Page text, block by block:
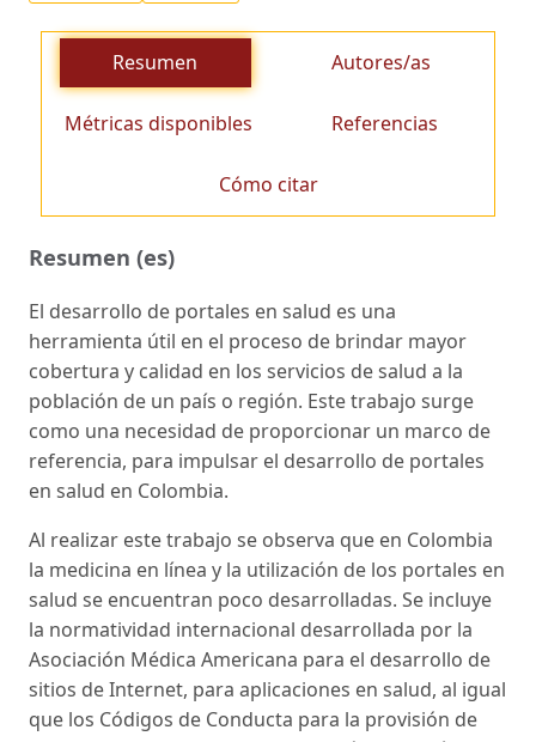
Resumen Autores/as
Métricas disponibles Referencias
Cómo citar
Resumen (es)
El desarrollo de portales en salud es una
herramienta útil en el proceso de brindar mayor
cobertura y calidad en los servicios de salud a la
población de un país o región. Este trabajo surge
como una necesidad de proporcionar un marco de
referencia, para impulsar el desarrollo de portales
en salud en Colombia.
Al realizar este trabajo se observa que en Colombia
la medicina en línea y la utilización de los portales en
salud se encuentran poco desarrolladas. Se incluye
la normatividad internacional desarrollada por la
Asociación Médica Americana para el desarrollo de
sitios de Internet, para aplicaciones en salud, al igual
que los Códigos de Conducta para la provisión de